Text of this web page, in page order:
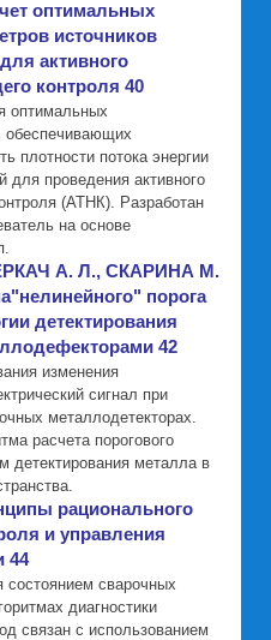
оптимальных
источников
активного
контроля 40
оптимальных
обеспечивающих
плотности потока энергии
для проведения активного
(АТНК). Разработан
на основе
А. Л., СКАРИНА М.
порога
детектирования
42
изменения
сигнал при
металлодетекторах.
расчета порогового
детектирования металла в
рационального
и управления
44
состоянием сварочных
диагностики
связан с использованием